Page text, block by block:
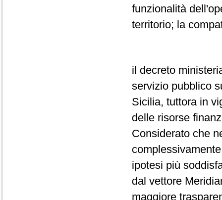
funzionalità
territorio; la
il decreto
servizio pubblico
Sicilia, tuttora in
delle risorse
Considerato che
ipotesi più
dal vettore
maggiore